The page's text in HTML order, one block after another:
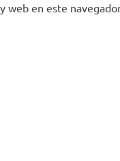
web en este